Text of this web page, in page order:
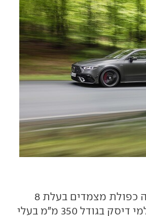
לשתי הגרסות הנעה כפולה ותיבה כפולת מצמדים בעלת 8
הילוכים. על הבלימה אחראיים בלמי דיסק בגודל 350 מ"מ בעלי